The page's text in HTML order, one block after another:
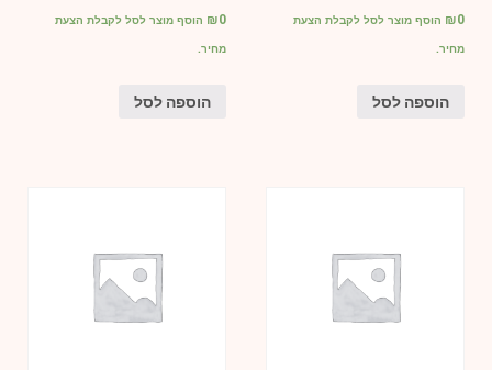
₪0
הוסף מוצר לסל לקבלת הצעת
מחיר.
הוספה לסל
₪0
הוסף מוצר לסל לקבלת הצעת
מחיר.
הוספה לסל